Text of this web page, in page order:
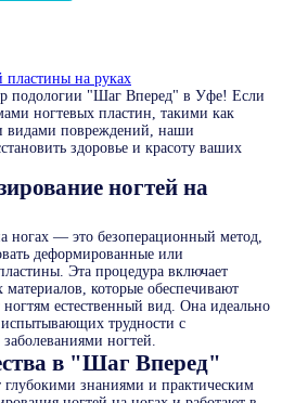
пластины на руках
подологии "Шаг Вперед" в Уфе! Если
ногтевых пластин, такими как
видами повреждений, наши
здоровье и красоту ваших
ногтей на
ногах — это безоперационный метод,
деформированные или
Эта процедура включает
материалов, которые обеспечивают
естественный вид. Она идеально
трудности с
ногтей.
в "Шаг Вперед"
знаниями и практическим